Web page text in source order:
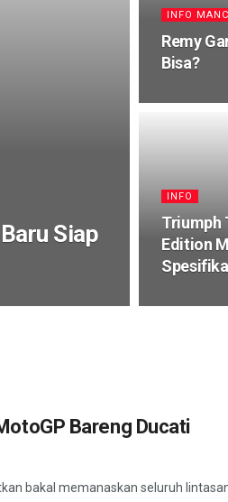
Siap
INFO
Remy
Bisa?
INFO
Triumph
Edition
Bareng Ducati
bakal memanaskan seluruh